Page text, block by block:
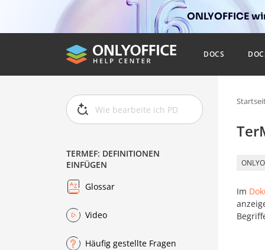
ONLYOFFICE
DOCS
TERMEF: DEFINITIONEN
EINFÜGEN
Glossar
Video
Häufig gestellte Fragen
Im